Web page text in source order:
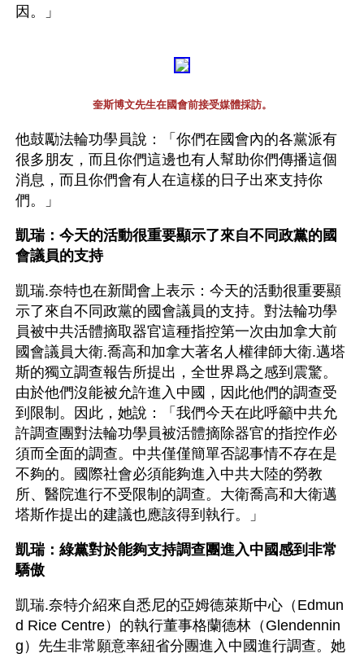
因。」
奎斯博文先生在國會前接受媒體採訪。
他鼓勵法輪功學員說：「你們在國會內的各黨派有
很多朋友，而且你們這邊也有人幫助你們傳播這個
消息，而且你們會有人在這樣的日子出來支持你
們。」
凱瑞：今天的活動很重要顯示了來自不同政黨的國
會議員的支持
凱瑞.奈特也在新聞會上表示：今天的活動很重要顯
示了來自不同政黨的國會議員的支持。對法輪功學
員被中共活體摘取器官這種指控第一次由加拿大前
國會議員大衛.喬高和加拿大著名人權律師大衛.邁塔
斯的獨立調查報告所提出，全世界爲之感到震驚。
由於他們沒能被允許進入中國，因此他們的調查受
到限制。因此，她說：「我們今天在此呼籲中共允
許調查團對法輪功學員被活體摘除器官的指控作必
須而全面的調查。中共僅僅簡單否認事情不存在是
不夠的。國際社會必須能夠進入中共大陸的勞教
所、醫院進行不受限制的調查。大衛喬高和大衛邁
塔斯作提出的建議也應該得到執行。」
凱瑞：綠黨對於能夠支持調查團進入中國感到非常
驕傲
凱瑞.奈特介紹來自悉尼的亞姆德萊斯中心（Edmun
d Rice Centre）的執行董事格蘭德林（Glendennin
g）先生非常願意率紐省分團進入中國進行調查。她